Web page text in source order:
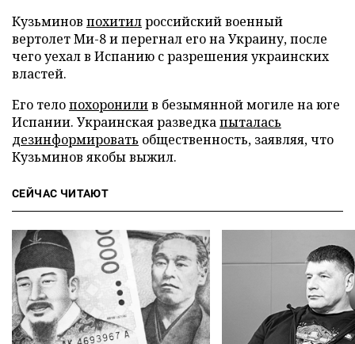
Кузьминов похитилроссийский военный
вертолет Ми-8 и перегнал его на Украину, после
чего уехал в Испанию с разрешения украинских
властей.
Его телопохоронилив безымянной могиле на юге
Испании. Украинская разведкапыталась
дезинформировать общественность, заявляя, что
Кузьминов якобы выжил.
СЕЙЧАС ЧИТАЮТ